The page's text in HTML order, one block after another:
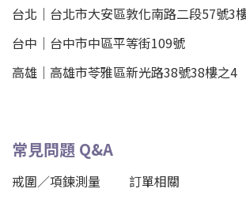
台北 ｜ 台北市大安區敦化南路二段57號3
台中｜ 台中市中區平等街109號
高雄｜ 高雄市苓雅區新光路38號38樓之4
常見問題 Q&A
戒圍／項鍊測量
訂單相關